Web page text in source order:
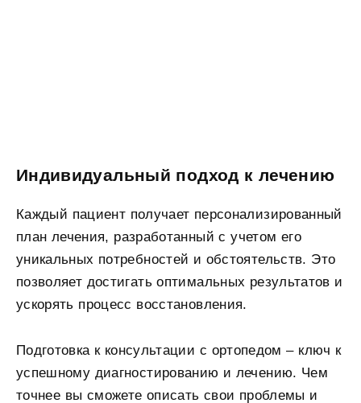
Индивидуальный подход к лечению
Каждый пациент получает персонализированный
план лечения, разработанный с учетом его
уникальных потребностей и обстоятельств. Это
позволяет достигать оптимальных результатов и
ускорять процесс восстановления.
Подготовка к консультации с ортопедом – ключ к
успешному диагностированию и лечению. Чем
точнее вы сможете описать свои проблемы и